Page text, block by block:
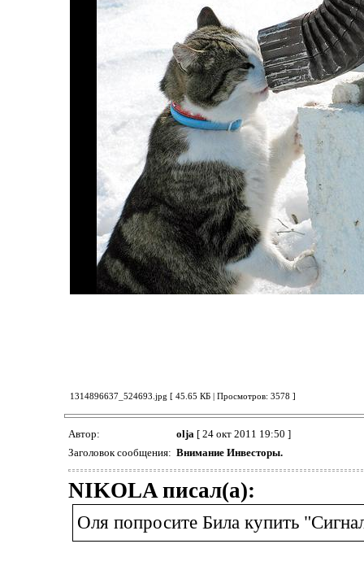
1314896637_524693.jpg [ 45.65 КБ | Просмотров: 3578 ]
Автор: olja [ 24 окт 2011 19:50 ]
Заголовок сообщения: Внимание Инвесторы.
NIKOLA писал(а):
Оля попросите Била купить